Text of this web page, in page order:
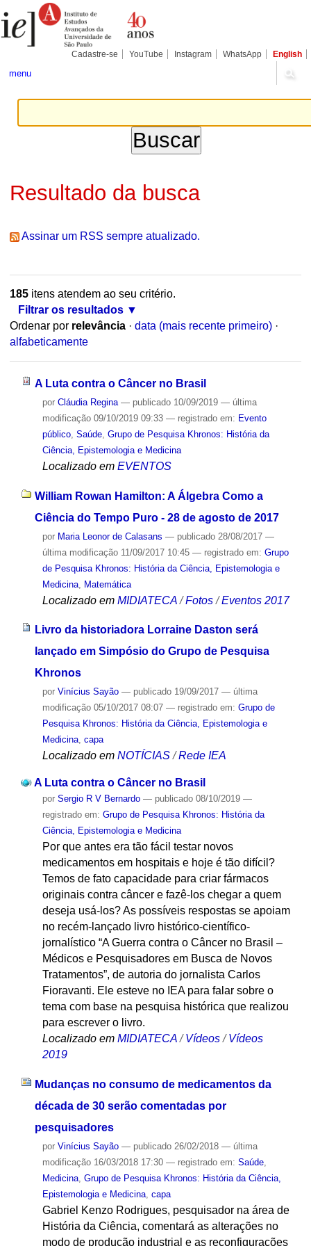
para
conteúdo.
Pessoais
Cadastre-se YouTube Instagram WhatsApp English
menu
Resultado da busca
Assinar um RSS sempre atualizado.
185itens atendem ao seu critério.
Filtrar os resultados
Ordenar por relevância · data (mais recente primeiro) ·
alfabeticamente
A Luta contra o Câncer no Brasil
por Cláudia Regina — publicado10/09/2019 — última
modificação09/10/2019 09:33 — registrado em: Evento
público, Saúde, Grupo de Pesquisa Khronos: História da
Ciência, Epistemologia e Medicina
Localizado em EVENTOS
William Rowan Hamilton: A Álgebra Como a
Ciência do Tempo Puro - 28 de agosto de 2017
por Maria Leonor de Calasans — publicado28/08/2017 —
última modificação11/09/2017 10:45 — registrado em: Grupo
de Pesquisa Khronos: História da Ciência, Epistemologia e
Medicina, Matemática
Localizado em MIDIATECA /Fotos /Eventos 2017
Livro da historiadora Lorraine Daston será
lançado em Simpósio do Grupo de Pesquisa
Khronos
por Vinícius Sayão — publicado19/09/2017 — última
modificação05/10/2017 08:07 — registrado em: Grupo de
Pesquisa Khronos: História da Ciência, Epistemologia e
Medicina, capa
Localizado em NOTÍCIAS /Rede IEA
A Luta contra o Câncer no Brasil
por Sergio R V Bernardo — publicado08/10/2019 —
registrado em: Grupo de Pesquisa Khronos: História da
Ciência, Epistemologia e Medicina
Por que antes era tão fácil testar novos
medicamentos em hospitais e hoje é tão difícil?
Temos de fato capacidade para criar fármacos
originais contra câncer e fazê-los chegar a quem
deseja usá-los? As possíveis respostas se apoiam
no recém-lançado livro histórico-científico-
jornalístico “A Guerra contra o Câncer no Brasil –
Médicos e Pesquisadores em Busca de Novos
Tratamentos”, de autoria do jornalista Carlos
Fioravanti. Ele esteve no IEA para falar sobre o
tema com base na pesquisa histórica que realizou
para escrever o livro.
Localizado em MIDIATECA /Vídeos /Vídeos
2019
Mudanças no consumo de medicamentos da
década de 30 serão comentadas por
pesquisadores
por Vinícius Sayão — publicado26/02/2018 — última
modificação16/03/2018 17:30 — registrado em: Saúde,
Medicina, Grupo de Pesquisa Khronos: História da Ciência,
Epistemologia e Medicina, capa
Gabriel Kenzo Rodrigues, pesquisador na área de
História da Ciência, comentará as alterações no
modo de produção industrial e as reconfigurações